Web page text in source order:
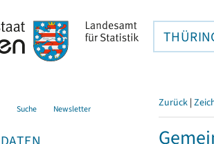
Suche Newsletter Zurück |